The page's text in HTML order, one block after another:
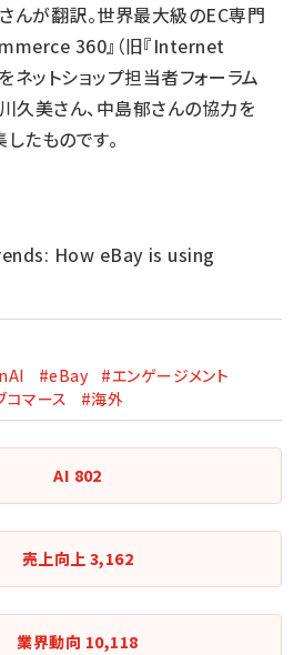
んが翻訳。世界最大級のEC専門
360』（旧『Internet
ネットショップ担当者フォーラム
久美さん、中島郁さんの協力を
たものです。
How eBay is using
#eBay
#エンゲージメント
コマース #海外
AI 802
売上向上 3,162
業界動向 10,118